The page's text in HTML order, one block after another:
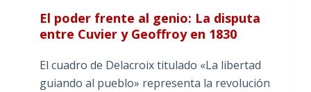
El poder frente al genio: La disputa
entre Cuvier y Geoffroy en 1830
El cuadro de Delacroix titulado «La libertad
guiando al pueblo» representa la revolución